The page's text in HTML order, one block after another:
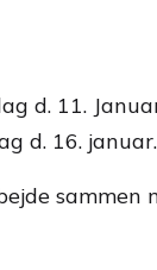
d. 11.
d. 16. januar.